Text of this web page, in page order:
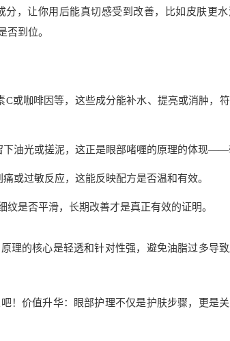
，让你用后能真切感受到改善，比如皮肤更
否到位。
或咖啡因等，这些成分能补水、提亮或消肿，
油光或搓泥，这正是眼部啫喱的原理的体现——
或过敏反应，这能反映配方是否温和有效。
是否平滑，长期改善才是真正有效的证明。
理的核心是轻透和针对性强，避免油脂过多导
！价值升华：眼部护理不仅是护肤步骤，更是关